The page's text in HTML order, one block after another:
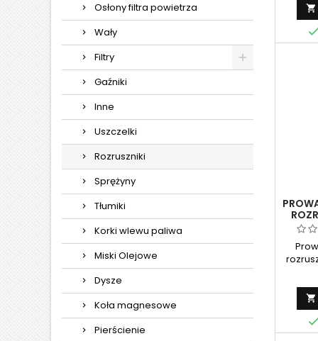
Osłony filtra powietrza
Wały
Filtry
Gaźniki
Inne
Uszczelki
Rozruszniki
Sprężyny
Tłumiki
Korki wlewu paliwa
Miski Olejowe
Dysze
Koła magnesowe
Pierścienie
do
serii
system

